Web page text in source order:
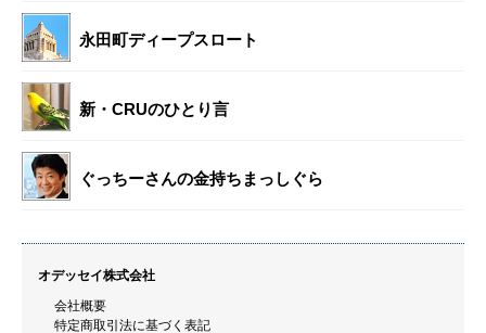
永田町ディープスロート
新・CRUのひとり言
ぐっちーさんの金持ちまっしぐら
オデッセイ株式会社
会社概要
特定商取引法に基づく表記